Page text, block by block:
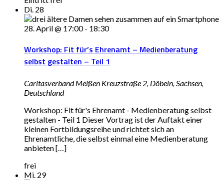
Di. 28
28. April @ 17:00- 18:30
Workshop: Fit für’s Ehrenamt – Medienberatung
selbst gestalten – Teil 1
Caritasverband Meißen Kreuzstraße 2, Döbeln, Sachsen,
Deutschland
Workshop: Fit für's Ehrenamt - Medienberatung selbst
gestalten - Teil 1 Dieser Vortrag ist der Auftakt einer
kleinen Fortbildungsreihe und richtet sich an
Ehrenamtliche, die selbst einmal eine Medienberatung
anbieten […]
frei
Mi. 29